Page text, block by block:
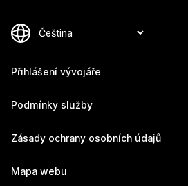
Přihlášení vývojáře
Podmínky služby
Zásady ochrany osobních údajů
Mapa webu